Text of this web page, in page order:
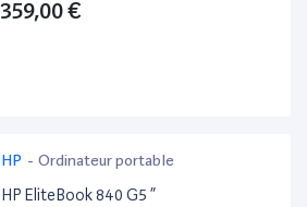
359,00 €
HP - Ordinateur portable
HP EliteBook 840 G5 ”